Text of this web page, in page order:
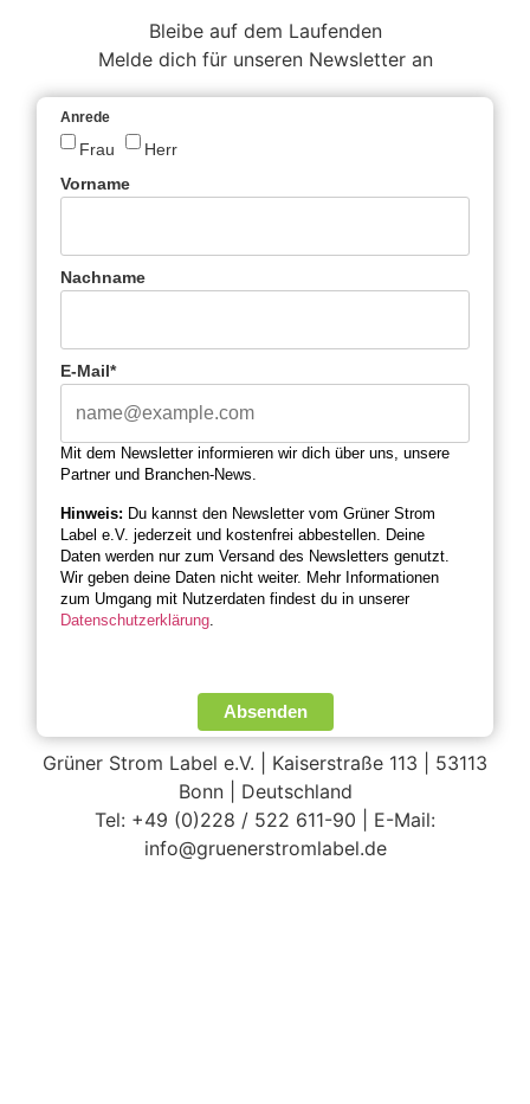
Bleibe auf dem Laufenden
Melde dich für unseren Newsletter an
Anrede
Frau
Herr
Vorname
Nachname
E-Mail*
Mit dem Newsletter informieren wir dich über uns, unsere
Partner und Branchen-News.
Hinweis: Du kannst den Newsletter vom Grüner Strom
Label e.V. jederzeit und kostenfrei abbestellen. Deine
Daten werden nur zum Versand des Newsletters genutzt.
Wir geben deine Daten nicht weiter. Mehr Informationen
zum Umgang mit Nutzerdaten findest du in unserer
Datenschutzerklärung
Absenden
Grüner Strom Label e.V. | Kaiserstraße 113 | 53113
Bonn | Deutschland
Tel: +49 (0)228 / 522 611-90 | E-Mail:
info@gruenerstromlabel.de